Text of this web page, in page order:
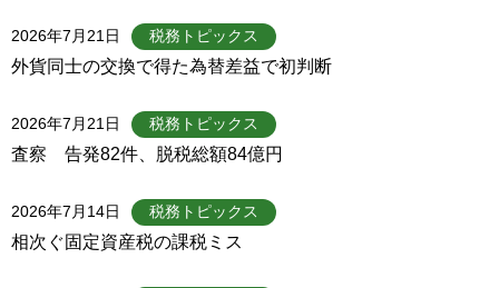
2026年7月21日 税務トピックス
外貨同士の交換で得た為替差益で初判断
2026年7月21日 税務トピックス
査察 告発82件、脱税総額84億円
2026年7月14日 税務トピックス
相次ぐ固定資産税の課税ミス